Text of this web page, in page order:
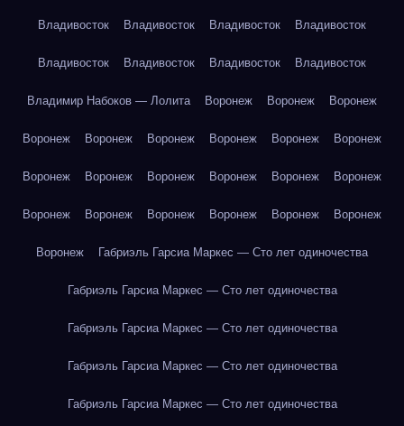
Владивосток Владивосток Владивосток Владивосток
Владивосток Владивосток Владивосток Владивосток
Владимир Набоков — Лолита Воронеж Воронеж Воронеж
Воронеж Воронеж Воронеж Воронеж Воронеж Воронеж
Воронеж Воронеж Воронеж Воронеж Воронеж Воронеж
Воронеж Воронеж Воронеж Воронеж Воронеж Воронеж
Воронеж Габриэль Гарсиа Маркес — Сто лет одиночества
Габриэль Гарсиа Маркес — Сто лет одиночества
Габриэль Гарсиа Маркес — Сто лет одиночества
Габриэль Гарсиа Маркес — Сто лет одиночества
Габриэль Гарсиа Маркес — Сто лет одиночества